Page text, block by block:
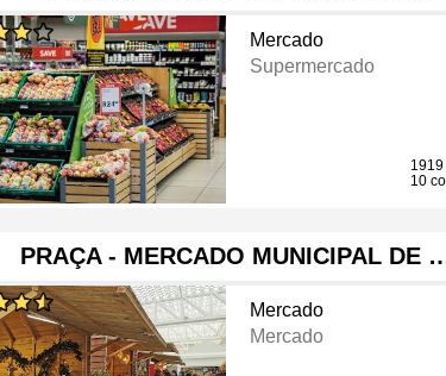
Mercado
Supermercado
10
PRAÇA - MERCADO MUNICIPAL DE
Mercado
Mercado